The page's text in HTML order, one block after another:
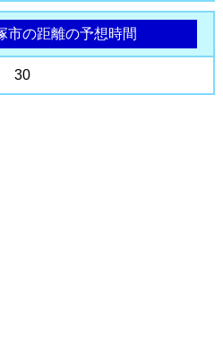
金
市の距離の予想時間
30